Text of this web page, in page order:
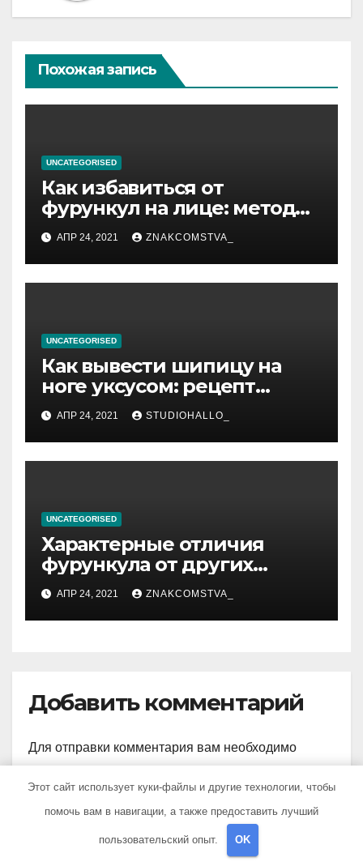
Похожая запись
UNCATEGORISED
Как избавиться от
фурункул на лице: методы
лечения
АПР 24, 2021 ZNAKCOMSTVA_
UNCATEGORISED
Как вывести шипицу на
ноге уксусом: рецепт
приготовления
компрессов и теста
АПР 24, 2021 STUDIOHALLO_
UNCATEGORISED
Характерные отличия
фурункула от других
заболеваний
АПР 24, 2021 ZNAKCOMSTVA_
Добавить комментарий
Для отправки комментария вам необходимо
Этот сайт использует куки-файлы и другие технологии, чтобы
помочь вам в навигации, а также предоставить лучший
пользовательский опыт. OK